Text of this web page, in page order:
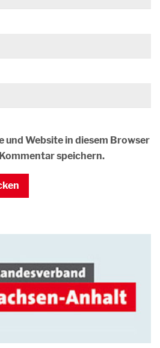
und Website in diesem Browser
speichern.